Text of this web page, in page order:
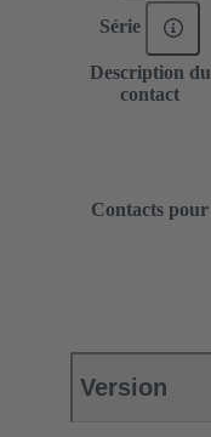
Série
Description du
contact
Contacts pour
Version